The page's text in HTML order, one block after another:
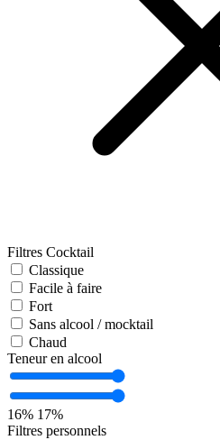
Filtres Cocktail
Classique
Facile à faire
Fort
Sans alcool / mocktail
Chaud
Teneur en alcool
16% 17%
Filtres personnels